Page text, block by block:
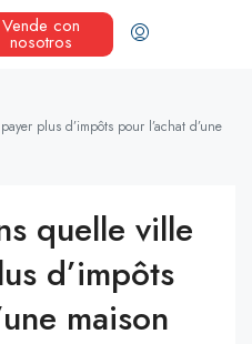
Vende con
nosotros
plus d’impôts pour l’achat d’une
quelle ville
d’impôts
maison